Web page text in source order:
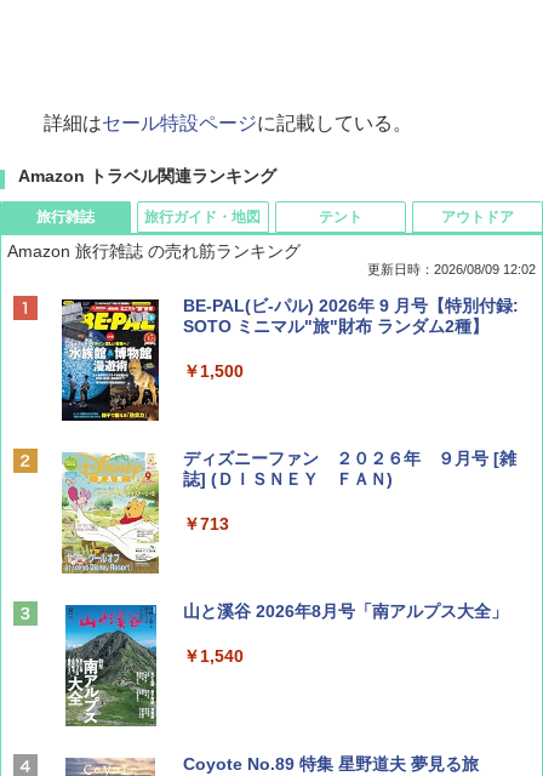
詳細はセール特設ページに記載している。
Amazon トラベル関連ランキング
旅行雑誌
Amazon 旅行雑誌 の売れ筋ランキング
更新日時：2026/08/09 12:02
BE-PAL(ビ-パル) 2026年 9 月号【特別付録:
SOTO ミニマル"旅"財布 ランダム2種】
￥1,500
ディズニーファン ２０２６年 ９月号 [雑
誌] (ＤＩＳＮＥＹ ＦＡＮ)
￥713
山と溪谷 2026年8月号「南アルプス大全」
￥1,540
Coyote No.89 特集 星野道夫 夢見る旅
旅行ガイド・地図 テント アウトドア